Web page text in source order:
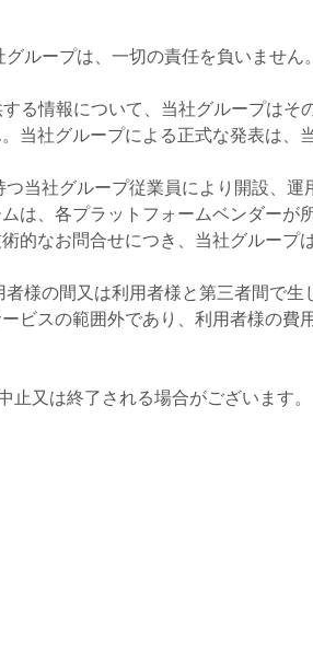
ループは、一切の責任を負いません。
る情報について、当社グループはそ
当社グループによる正式な発表は、
当社グループ従業員により開設、
は、各プラットフォームベンダーが
的なお問合せにつき、当社グループ
様の間又は利用者様と第三者間で
ビスの範囲外であり、利用者様の費
又は終了される場合がございます。